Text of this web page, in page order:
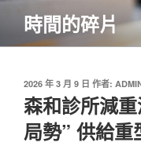
主
時間的碎片
發
佈
於
2026 年 3 月 9 日 作者:
森和診所減
局勢” 供給